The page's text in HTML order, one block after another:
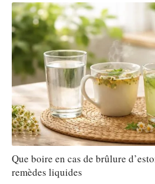
Que boire en cas de brûlure
remèdes liquides